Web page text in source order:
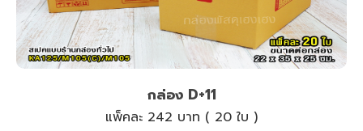
กล่อง D+11
แพ็คละ 242 บาท ( 20 ใบ )